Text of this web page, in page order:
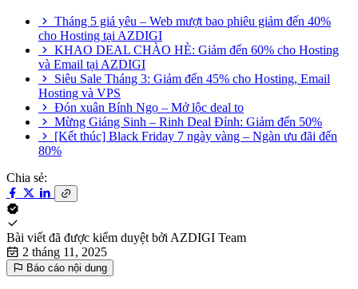
Tháng 5 giá yêu – Web mượt bao phiêu giảm đến 40%
cho Hosting tại AZDIGI
KHAO DEAL CHÀO HÈ: Giảm đến 60% cho Hosting
và Email tại AZDIGI
Siêu Sale Tháng 3: Giảm đến 45% cho Hosting, Email
Hosting và VPS
Đón xuân Bính Ngọ – Mở lộc deal to
Mừng Giáng Sinh – Rinh Deal Đỉnh: Giảm đến 50%
[Kết thúc] Black Friday 7 ngày vàng – Ngàn ưu đãi đến
80%
Chia sẻ:
Bài viết đã được kiểm duyệt bởi AZDIGI Team
2 tháng 11, 2025
Báo cáo nội dung